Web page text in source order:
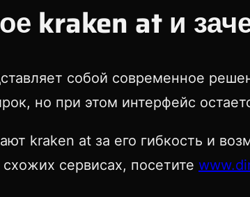
kraken at и
собой современное
но при этом интерфейс
kraken at за его гибкость и
сервисах, посетите